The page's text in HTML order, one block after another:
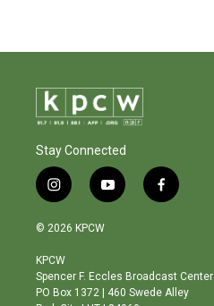
Stay Connected
i
n
s
a
g
r
y
o
b
e
f
a
o
o
© 2026 KPCW
KPCW
Spencer F. Eccles Broadcast Center
PO Box 1372 | 460 Swede Alley